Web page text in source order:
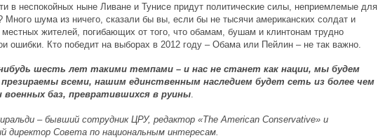
в неспокойных ныне Ливане и Тунисе придут политические силы, неприемлемые для
Много шума из ничего, сказали бы вы, если бы не тысячи американских солдат и
местных жителей, погибающих от того, что обамам, бушам и клинтонам трудно
ошибки. Кто победит на выборах в 2012 году – Обама или Пейлин – не так важно.
шесть лет такими темпами – и нас не станет как нации, мы будем
всеми, нашим единственным наследием будет сеть из более чем
военных баз, превратившихся в руины.
– бывший сотрудник ЦРУ, редактор «The American Conservative» и
директор Совета по национальным интересам.